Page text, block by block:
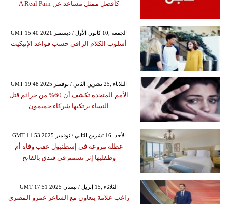
كأفضل ممثل مساعد عن A Real Pain
GMT 15:40 2021 الجمعة ,10 كانون الأول / ديسمبر
أسلوب الكلام الراقي حسب قواعد الإتيكيت
GMT 19:48 2025 الثلاثاء ,25 تشرين الثاني / نوفمبر
الأمم المتحدة تكشف أن 60% من جرائم قتل
النساء يرتكبها شركاء حميمون
GMT 11:53 2025 الأحد ,16 تشرين الثاني / نوفمبر
عطلة مروعة في إسطنبول عقب وفاة أم
وطفليها إثر تسمم في فندق بالفاتح
GMT 17:51 2025 الثلاثاء ,15 إبريل / نيسان
راغب علامة يتعاون مع الشاعر عمرو المصري